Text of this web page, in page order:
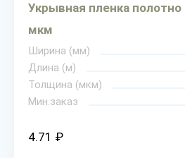
Укрывная пленка полотно
мкм
Ширина (мм)
Длина (м)
Толщина (мкм)
Мин.заказ
4.71 ₽